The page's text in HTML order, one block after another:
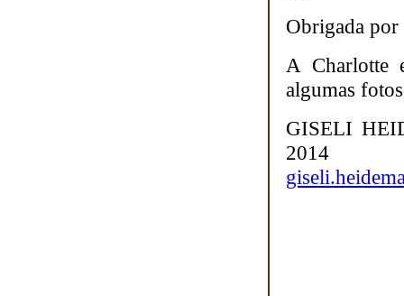
Obrigada por
A Charlotte
algumas
GISELI
2014